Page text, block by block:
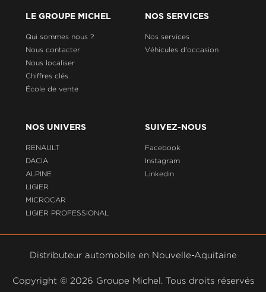
LE GROUPE MICHEL
Qui sommes nous ?
Nous contacter
Nous localiser
Chiffres clés
École de vente
NOS SERVICES
Nos services
Véhicules d'occasion
NOS UNIVERS
RENAULT
DACIA
ALPINE
LIGIER
MICROCAR
LIGIER PROFESSIONAL
SUIVEZ-NOUS
Facebook
Instagram
Linkedin
Distributeur automobile en Nouvelle-Aquitaine
Copyright © 2026 Groupe Michel. Tous droits réservés